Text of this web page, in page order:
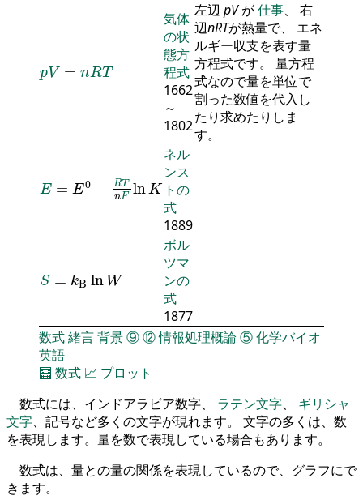
pV = nRT
pV= RT
気体
の状
態方
程式
1662
～
1802
左辺 pVが仕事、 右
辺nRTが熱量で、 エネ
ルギー収支を表す量
方程式です。 量方程
式なので量を単位で
割った数値を代入し
たり求めたりしま
す。
E = E0 − RT
nF ln K
E= 0-RT FlnK
ネル
ンス
トの
式
1889
S = kB ln W
S= Bln W
ボル
ツマ
ンの
式
1877
数式緒言背景⑨⑫情報処理概論⑤化学バイオ
英語
🧮 数式 📈 プロット
数式には、インドアラビア数字、 ラテン文字、 ギリシャ
文字、記号など多くの文字が現れます。 文字の多くは、数
を表現します。量を数で表現している場合もあります。
数式は、量との量の関係を表現しているので、グラフにで
きます。